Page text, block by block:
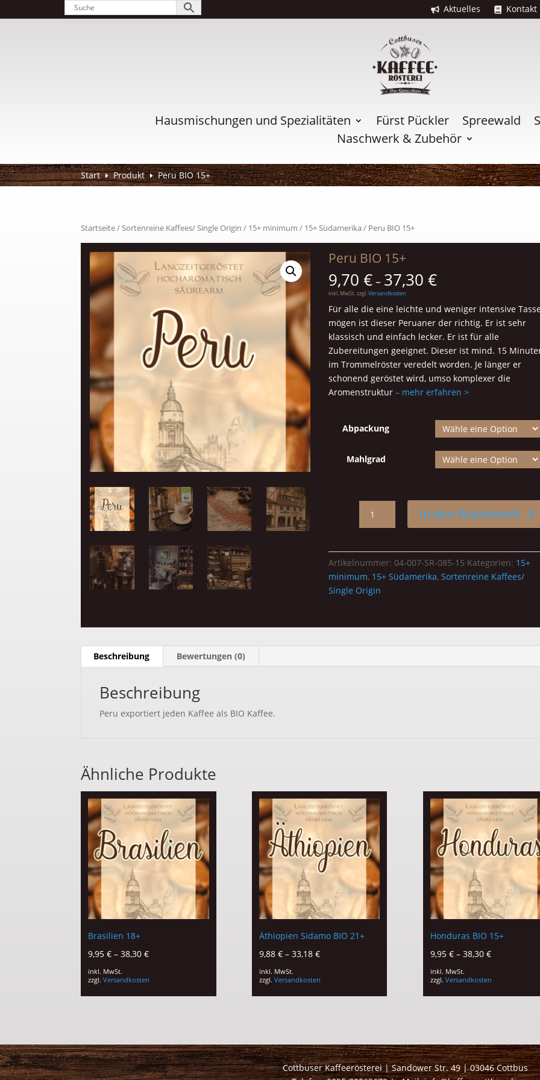
Aktuelles Kontakt
Hausmischungen und Spezialitäten Fürst Pückler Spreewald
Naschwerk & Zubehör
Start E Produkt E Peru BIO 15+
Startseite/Sortenreine Kaffees/ Single Origin / 15+ minimum / 15+ Südamerika/ Peru BIO 15+
Peru BIO 15+
9,70€ – 37,30€
inkl. MwSt. zzgl.Versandkosten
Für alle die eine leichte und weniger intensive
mögen ist dieser Peruaner der richtig. Er ist sehr
klassisch und einfach lecker. Er ist für alle
Zubereitungen geeignet. Dieser ist mind. 15
im Trommelröster veredelt worden. Je länger er
schonend geröstet wird, umso komplexer die
Aromenstruktur– mehr erfahren >
Abpackung
Mahlgrad
BIO
In den Warenkorb
Artikelnummer: 04-007-SR-085-15 Kategorien: 15+
minimum, 15+ Südamerika,Sortenreine Kaffees/
Single Origin
Beschreibung Bewertungen (0)
Beschreibung
Peru exportiert jeden Kaffee als BIO Kaffee.
Ähnliche Produkte
Brasilien 18+
9,95€ –38,30€
inkl. MwSt.
zzgl.Versandkosten
Äthiopien Sidamo BIO 21+
9,88 €– 33,18 €
inkl. MwSt.
zzgl. Versandkosten
Honduras BIO 15+
9,95 €– 38,30 €
inkl. MwSt.
zzgl. Versandkosten
Cottbuser Kaffeerösterei | Sandower Str. 49 | 03046 Cottbus